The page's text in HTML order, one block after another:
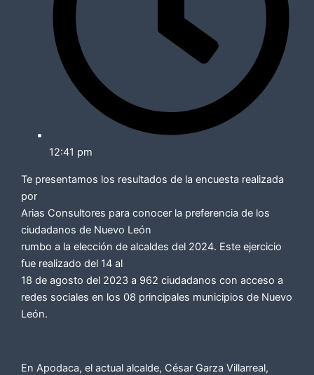
12:41 pm
Te presentamos los resultados de la encuesta realizada
por
Arias Consultores para conocer la preferencia de los
ciudadanos de Nuevo León
rumbo a la elección de alcaldes del 2024. Este ejercicio
fue realizado del 14 al
18 de agosto del 2023 a 962 ciudadanos con acceso a
redes sociales en los 08 principales municipios de Nuevo
León.
En Apodaca, el actual alcalde, César Garza Villarreal,